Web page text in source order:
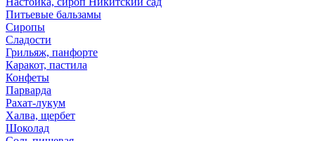
Питьевые бальзамы
Сиропы
Сладости
Грильяж, панфорте
Каракот, пастила
Конфеты
Парварда
Рахат-лукум
Халва, щербет
Шоколад